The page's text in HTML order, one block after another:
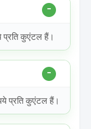
कुएंटल हैं।
प्रति कुएंटल हैं।